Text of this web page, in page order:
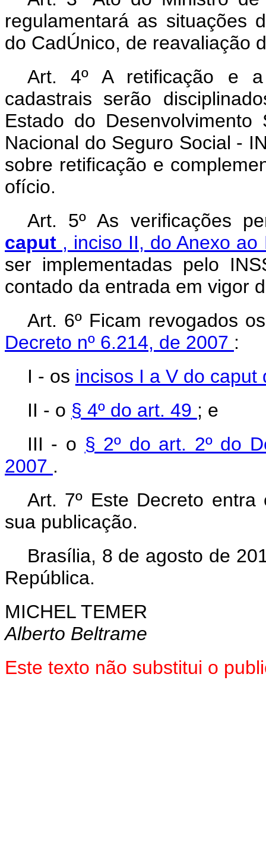
regulamentará as situações
do CadÚnico, de reavaliação
Art. 4º A retificação e a
cadastrais serão
Estado do
Nacional do Seguro Social -
sobre retificação e
ofício.
Art. 5º As verificações
caput , inciso II, do Anexo
ser implementadas pelo
contado da entrada em vigor
Art. 6º Ficam revogados
Decreto nº 6.214, de 2007 :
I - os incisos I a V do
II - o § 4º do art. 49 ; e
III - o § 2º do art. 2º do
2007 .
Art. 7º Este Decreto
sua publicação.
Brasília, 8 de agosto de
República.
MICHEL TEMER
Alberto Beltrame
Este texto não substitui o